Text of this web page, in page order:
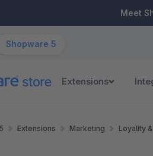
Meet
Shopware 5
Extensions
Extensions Marketing Loyality